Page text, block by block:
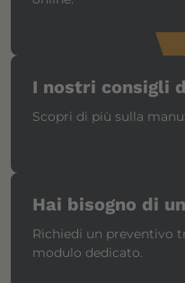
I nostri consigli
Scopri di più sulla
Hai bisogno di
Richiedi un preventivo
modulo dedicato.